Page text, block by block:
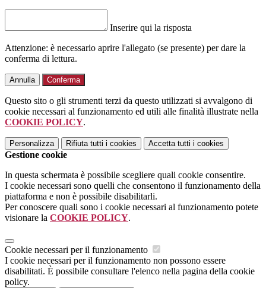
Inserire qui la risposta
Attenzione: è necessario aprire l'allegato (se presente) per dare la
conferma di lettura.
Annulla Conferma
Questo sito o gli strumenti terzi da questo utilizzati si avvalgono di
cookie necessari al funzionamento ed utili alle finalità illustrate nella
COOKIE POLICY.
Personalizza Rifiuta tutti i cookies Accetta tutti i cookies
Gestione cookie
In questa schermata è possibile scegliere quali cookie consentire.
I cookie necessari sono quelli che consentono il funzionamento della
piattaforma e non è possibile disabilitarli.
Per conoscere quali sono i cookie necessari al funzionamento potete
visionare la COOKIE POLICY.
Cookie necessari per il funzionamento
I cookie necessari per il funzionamento non possono essere
disabilitati. È possibile consultare l'elenco nella pagina della cookie
policy.